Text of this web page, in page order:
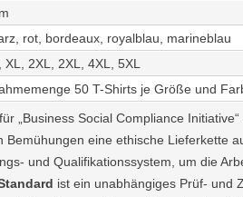
rot, bordeaux, royalblau, marineblau
XL, 2XL, 2XL, 4XL, 5XL
50 T-Shirts je Größe und
„Business Social Compliance
Bemühungen eine ethische Lieferkette
und Qualifikationssystem, um die
ist ein unabhängiges Prüf- und